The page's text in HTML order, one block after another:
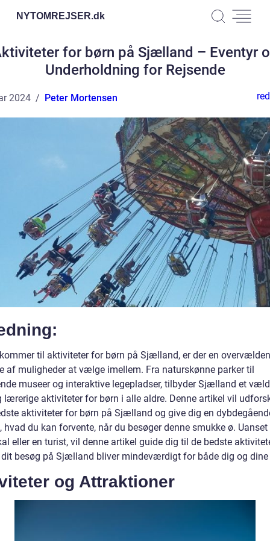
NYTOMREJSER.dk
for børn på Sjælland – Eventyr
Underholdning for Rejsende
2024 Peter Mortensen
til aktiviteter for børn på Sjælland, er der en
af muligheder at vælge imellem. Fra naturskønne parker til
museer og interaktive legepladser, tilbyder Sjælland et
lærerige aktiviteter for børn i alle aldre. Denne artikel vil
aktiviteter for børn på Sjælland og give dig en
hvad du kan forvente, når du besøger denne smukke ø.
eller en turist, vil denne artikel guide dig til de bedste
dit besøg på Sjælland bliver mindeværdigt for både dig og dine
og Attraktioner